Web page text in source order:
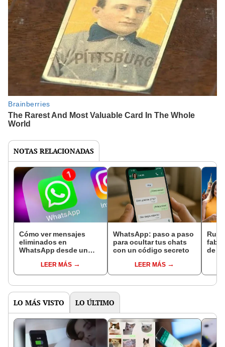
NOTAS RELACIONADAS
Cómo ver mensajes
eliminados en
WhatsApp desde un
aplicaciones
LEER MÁS
WhatsApp: paso a paso
para ocultar tus chats
con un código secreto
LEER MÁS
de
LO MÁS VISTO LO ÚLTIMO